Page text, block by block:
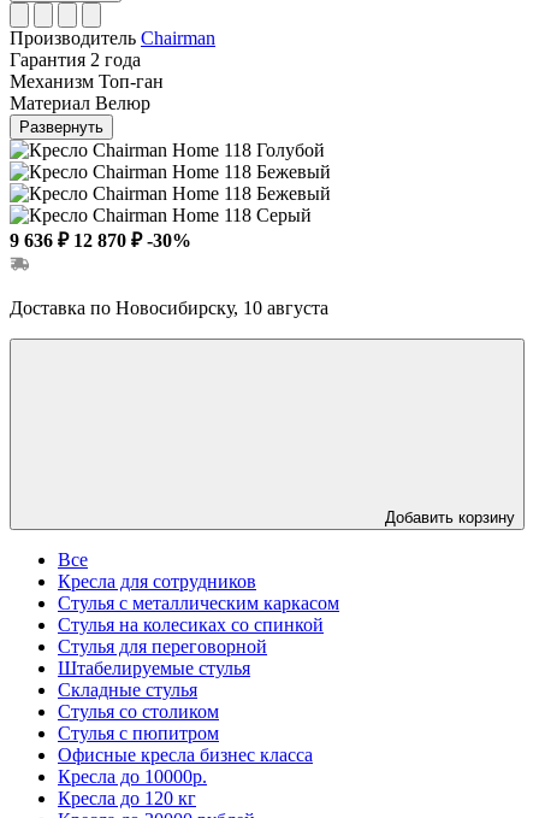
Производитель Chairman
Гарантия 2 года
Механизм Топ-ган
Материал Велюр
Развернуть
9 636 ₽ 12 870 ₽ -30%
Доставка по Новосибирску, 10 августа
Добавить корзину
Все
Кресла для сотрудников
Стулья с металлическим каркасом
Стулья на колесиках со спинкой
Стулья для переговорной
Штабелируемые стулья
Складные стулья
Стулья со столиком
Стулья с пюпитром
Офисные кресла бизнес класса
Кресла до 10000р.
Кресла до 120 кг